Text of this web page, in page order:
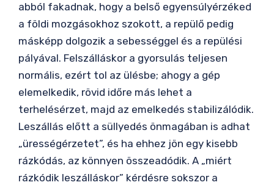
abból fakadnak, hogy a belső egyensúlyérzéked
a földi mozgásokhoz szokott, a repülő pedig
másképp dolgozik a sebességgel és a repülési
pályával. Felszálláskor a gyorsulás teljesen
normális, ezért tol az ülésbe; ahogy a gép
elemelkedik, rövid időre más lehet a
terhelésérzet, majd az emelkedés stabilizálódik.
Leszállás előtt a süllyedés önmagában is adhat
„ürességérzetet”, és ha ehhez jön egy kisebb
rázkódás, az könnyen összeadódik. A „miért
rázkódik leszálláskor” kérdésre sokszor a